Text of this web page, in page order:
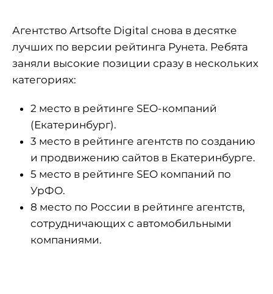
Агентство Artsofte Digital снова в десятке
лучших по версии рейтинга Рунета. Ребята
заняли высокие позиции сразу в нескольких
категориях:
2 место в рейтинге SEO-компаний
(Екатеринбург).
3 место в рейтинге агентств по созданию
и продвижению сайтов в Екатеринбурге.
5 место в рейтинге SEO компаний по
УрФО.
8 место по России в рейтинге агентств,
сотрудничающих с автомобильными
компаниями.